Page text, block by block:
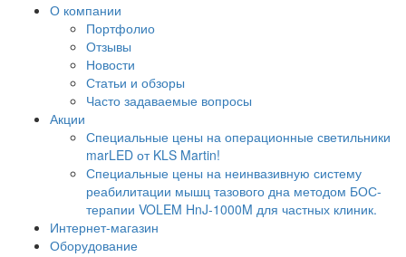
О компании
Портфолио
Отзывы
Новости
Статьи и обзоры
Часто задаваемые вопросы
Акции
Специальные цены на операционные светильники
marLED от KLS Martin!
Специальные цены на неинвазивную систему
реабилитации мышц тазового дна методом БОС-
терапии VOLEM HnJ-1000M для частных клиник.
Интернет-магазин
Оборудование